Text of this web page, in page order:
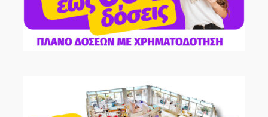
ECONOMY
Παιδικά Κρεβάτια
Παιδικές Κουκέτες